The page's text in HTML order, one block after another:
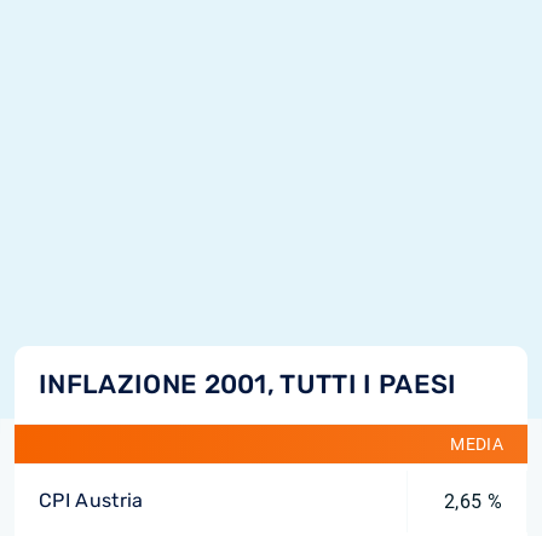
INFLAZIONE 2001, TUTTI I PAESI
MEDIA
CPI Austria 2,65 %